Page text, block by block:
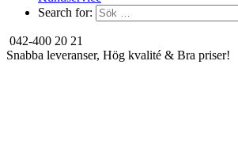
Search for:
042-400 20 21
Snabba leveranser, Hög kvalité & Bra priser!